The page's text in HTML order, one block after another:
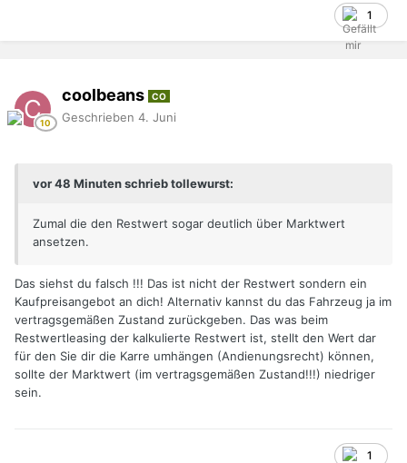
1
coolbeans CO
Geschrieben 4. Juni
vor 48 Minuten schrieb tollewurst:
Zumal die den Restwert sogar deutlich über Marktwert
ansetzen.
Das siehst du falsch !!! Das ist nicht der Restwert sondern ein
Kaufpreisangebot an dich! Alternativ kannst du das Fahrzeug ja im
vertragsgemäßen Zustand zurückgeben. Das was beim
Restwertleasing der kalkulierte Restwert ist, stellt den Wert dar
für den Sie dir die Karre umhängen (Andienungsrecht) können,
sollte der Marktwert (im vertragsgemäßen Zustand!!!) niedriger
sein.
1